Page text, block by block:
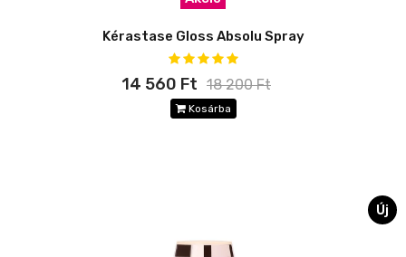
Kérastase Gloss Absolu Spray
14 560 Ft 18 200 Ft
Kosárba
Új